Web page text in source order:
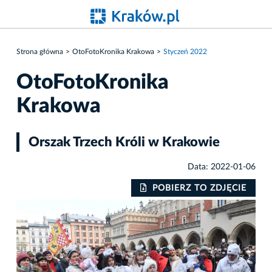
Strona główna OtoFotoKronika Krakowa Styczeń 2022
OtoFotoKronika
Krakowa
Orszak Trzech Króli w Krakowie
Data: 2022-01-06
POBIERZ TO ZDJĘCIE